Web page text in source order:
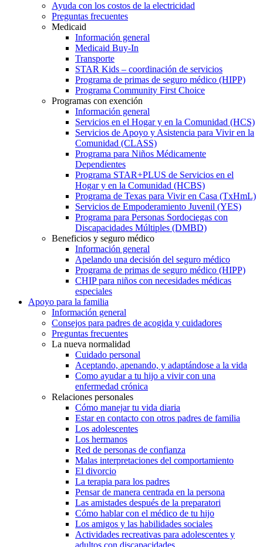
Ayuda con los costos de la electricidad
Preguntas frecuentes
Medicaid
Información general
Medicaid Buy-In
Transporte
STAR Kids – coordinación de servicios
Programa de primas de seguro médico (HIPP)
Programa Community First Choice
Programas con exención
Información general
Servicios en el Hogar y en la Comunidad (HCS)
Servicios de Apoyo y Asistencia para Vivir en la
Comunidad (CLASS)
Programa para Niños Médicamente
Dependientes
Programa STAR+PLUS de Servicios en el
Hogar y en la Comunidad (HCBS)
Programa de Texas para Vivir en Casa (TxHmL)
Servicios de Empoderamiento Juvenil (YES)
Programa para Personas Sordociegas con
Discapacidades Múltiples (DMBD)
Beneficios y seguro médico
Información general
Apelando una decisión del seguro médico
Programa de primas de seguro médico (HIPP)
CHIP para niños con necesidades médicas
especiales
Apoyo para la familia
Información general
Consejos para padres de acogida y cuidadores
Preguntas frecuentes
La nueva normalidad
Cuidado personal
Aceptando, apenando, y adaptándose a la vida
Como ayudar a tu hijo a vivir con una
enfermedad crónica
Relaciones personales
Cómo manejar tu vida diaria
Estar en contacto con otros padres de familia
Los adolescentes
Los hermanos
Red de personas de confianza
Malas interpretaciones del comportamiento
El divorcio
La terapia para los padres
Pensar de manera centrada en la persona
Las amistades después de la preparatori
Cómo hablar con el médico de tu hijo
Los amigos y las habilidades sociales
Actividades recreativas para adolescentes y
adultos con discapacidades